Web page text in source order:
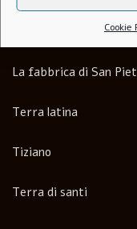
Cookie
Art. 519 Codice Penale
La fabbrica di San
Terra latina
Tiziano
Terra di santi